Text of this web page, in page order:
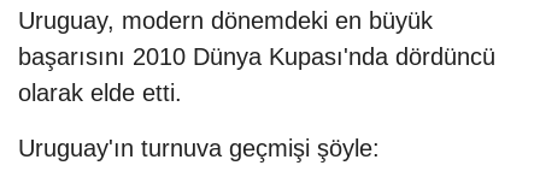
Uruguay, modern dönemdeki en büyük
başarısını 2010 Dünya Kupası'nda dördüncü
olarak elde etti.
Uruguay'ın turnuva geçmişi şöyle: